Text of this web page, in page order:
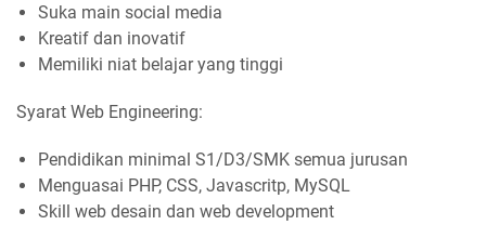
Suka main social media
Kreatif dan inovatif
Memiliki niat belajar yang tinggi
Syarat Web Engineering:
Pendidikan minimal S1/D3/SMK semua jurusan
Menguasai PHP, CSS, Javascritp, MySQL
Skill web desain dan web development